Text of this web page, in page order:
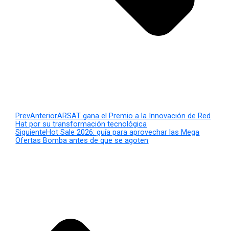
PrevAnteriorARSAT gana el Premio a la Innovación de Red
Hat por su transformación tecnológica
SiguienteHot Sale 2026: guía para aprovechar las Mega
Ofertas Bomba antes de que se agoten